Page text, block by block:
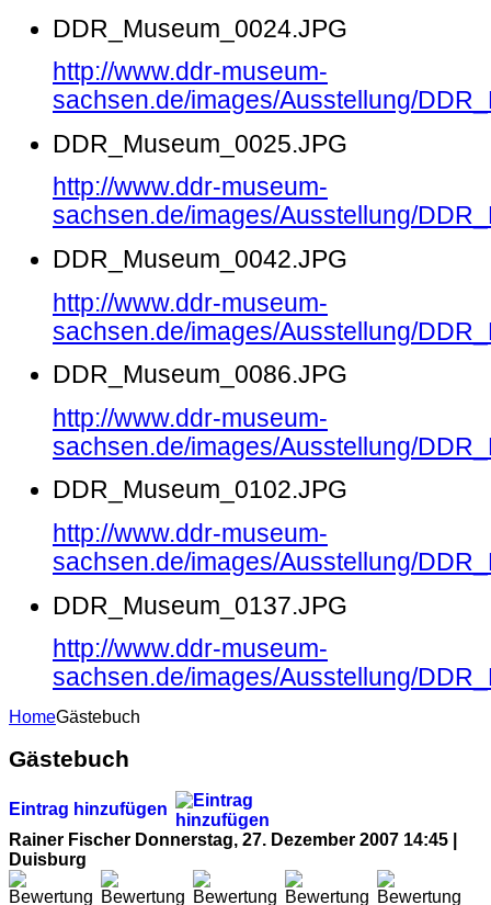
DDR_Museum_0024.JPG
http://www.ddr-museum-
sachsen.de/images/Ausstellung/
DDR_Museum_0025.JPG
http://www.ddr-museum-
sachsen.de/images/Ausstellung/
DDR_Museum_0042.JPG
http://www.ddr-museum-
sachsen.de/images/Ausstellung/
DDR_Museum_0086.JPG
http://www.ddr-museum-
sachsen.de/images/Ausstellung/
DDR_Museum_0102.JPG
http://www.ddr-museum-
sachsen.de/images/Ausstellung/
DDR_Museum_0137.JPG
http://www.ddr-museum-
sachsen.de/images/Ausstellung/
HomeGästebuch
Gästebuch
Eintrag hinzufügen
Rainer Fischer Donnerstag, 27. Dezember 2007 14:45 |
Duisburg